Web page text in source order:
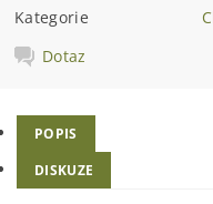
Kategorie
Dotaz
POPIS
DISKUZE